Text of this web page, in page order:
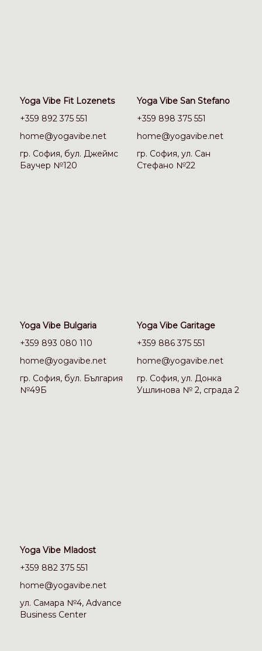
Yoga Vibe Fit Lozenets
+359 892 375 551
home@yogavibe.net
гр. София, бул. Джеймс
Баучер №120
Yoga Vibe San Stefano
+359 898 375 551
home@yogavibe.net
гр. София, ул. Сан
Стефано №22
Yoga Vibe Bulgaria
+359 893 080 110
home@yogavibe.net
гр. София, бул. България
№49Б
Yoga Vibe Garitage
+359 886 375 551
home@yogavibe.net
гр. София, ул. Донка
Ушлинова № 2, сграда 2
Yoga Vibe Mladost
+359 882 375 551
home@yogavibe.net
ул. Самара №4, Advance
Business Center